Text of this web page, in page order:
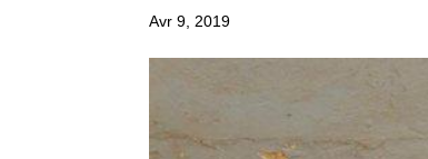
Avr 9, 2019